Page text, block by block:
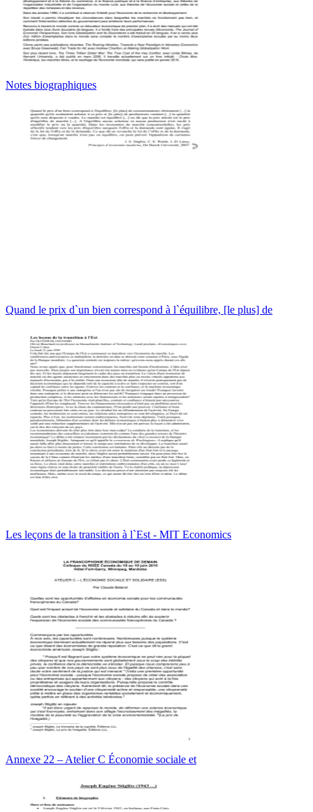
Notes biographiques
Quand le prix d`un bien correspond à l`équilibre, [le plus] de
Les leçons de la transition à l`Est - MIT Economics
Annexe 22 – Atelier C Économie sociale et